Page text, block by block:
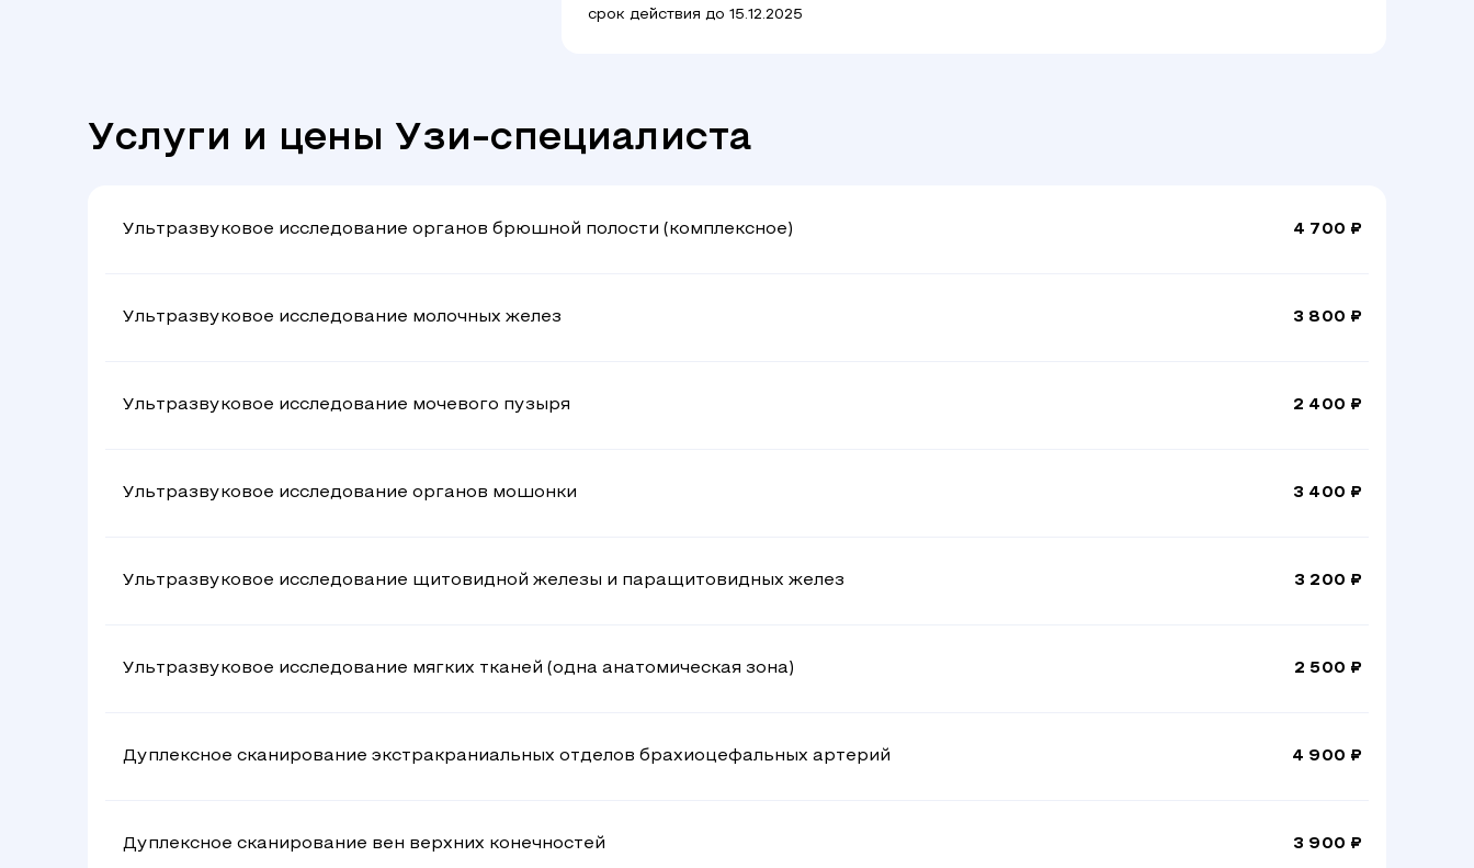
срок действия до 15.12.2025
Услуги и цены Узи-специалиста
Ультразвуковое исследование органов брюшной полости (комплексное) 4 700 ₽
Ультразвуковое исследование молочных желез 3 800 ₽
Ультразвуковое исследование мочевого пузыря 2 400 ₽
Ультразвуковое исследование органов мошонки 3 400 ₽
Ультразвуковое исследование щитовидной железы и паращитовидных желез 3 200 ₽
Ультразвуковое исследование мягких тканей (одна анатомическая зона) 2 500 ₽
Дуплексное сканирование экстракраниальных отделов брахиоцефальных артерий 4 900 ₽
Дуплексное сканирование вен верхних конечностей 3 900 ₽